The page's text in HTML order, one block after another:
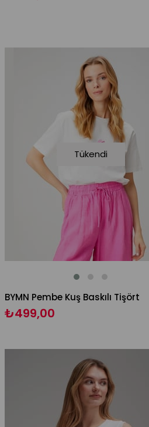
Tükendi
BYMN Pembe Kuş Baskılı Tişört
₺499,00